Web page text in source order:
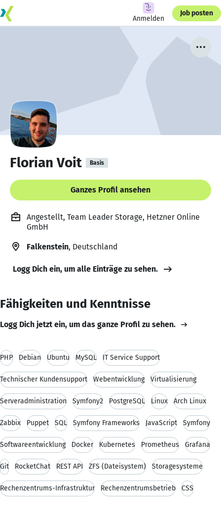
Anmelden
Job posten
Florian Voit Basis
Ganzes Profil ansehen
Angestellt, Team Leader Storage, Hetzner Online
GmbH
Falkenstein, Deutschland
Logg Dich ein, um alle Einträge zu sehen.
Fähigkeiten und Kenntnisse
Logg Dich jetzt ein, um das ganze Profil zu sehen.
PHP Debian Ubuntu MySQL IT Service Support
Technischer Kundensupport Webentwicklung Virtualisierung
Serveradministration Symfony2 PostgreSQL Linux Arch Linux
Zabbix Puppet SQL Symfony Frameworks JavaScript Symfony
Softwareentwicklung Docker Kubernetes Prometheus Grafana
Git RocketChat REST API ZFS (Dateisystem) Storagesysteme
Rechenzentrums-Infrastruktur Rechenzentrumsbetrieb CSS